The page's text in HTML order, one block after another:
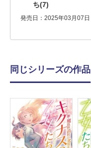
ち(7)
発売日：2025年03月07日
同じシリーズの作品